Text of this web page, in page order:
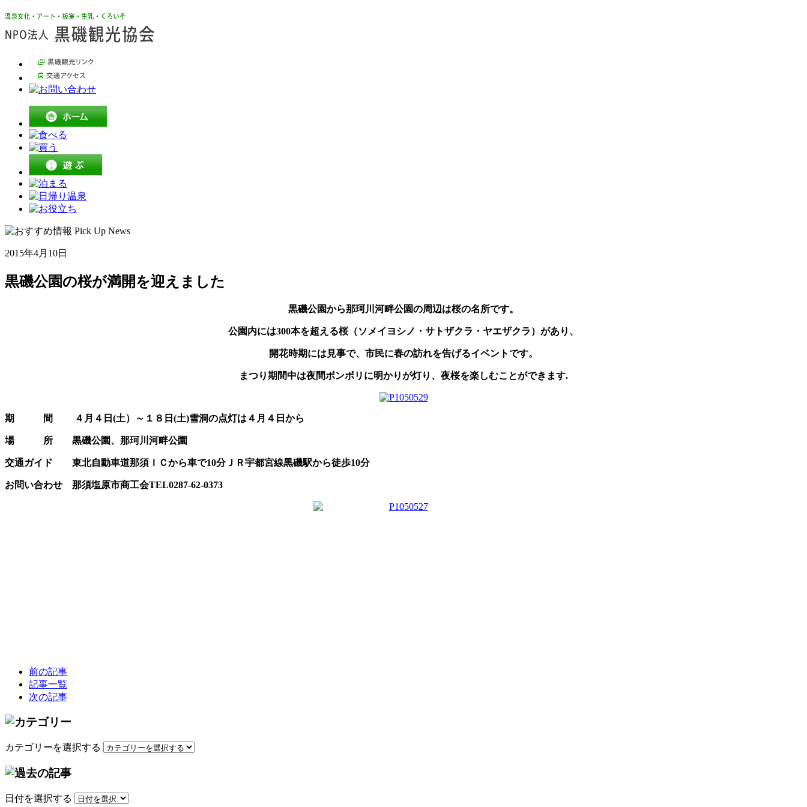
2015年4月10日
黒磯公園の桜が満開を迎えました
黒磯公園から那珂川河畔公園の周辺は桜の名所です。
公園内には300本を超える桜（ソメイヨシノ・サトザクラ・ヤエザクラ）があり、
開花時期には見事で、市民に春の訪れを告げるイベントです。
まつり期間中は夜間ボンボリに明かりが灯り、夜桜を楽しむことができます.
期 間 ４月４日(土）～１８日(土)雪洞の点灯は４月４日から
場 所 黒磯公園、那珂川河畔公園
交通ガイド 東北自動車道那須ＩＣから車で10分ＪＲ宇都宮線黒磯駅から徒歩10分
お問い合わせ 那須塩原市商工会TEL0287-62-0373
前の記事
記事一覧
次の記事
カテゴリーを選択する
日付を選択する